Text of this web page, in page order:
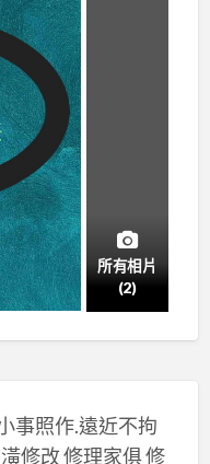
所有相片
(2)
事照作.遠近不拘
修改 修理家俱 修